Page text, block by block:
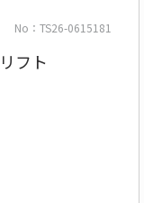
No：TS26-0615181
フト